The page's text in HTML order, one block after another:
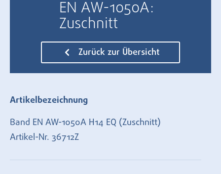
EN AW-1050A:
Zuschnitt
Zurück zur Übersicht
Artikelbezeichnung
Band EN AW-1050A H14 EQ (Zuschnitt)
Artikel-Nr. 36712Z